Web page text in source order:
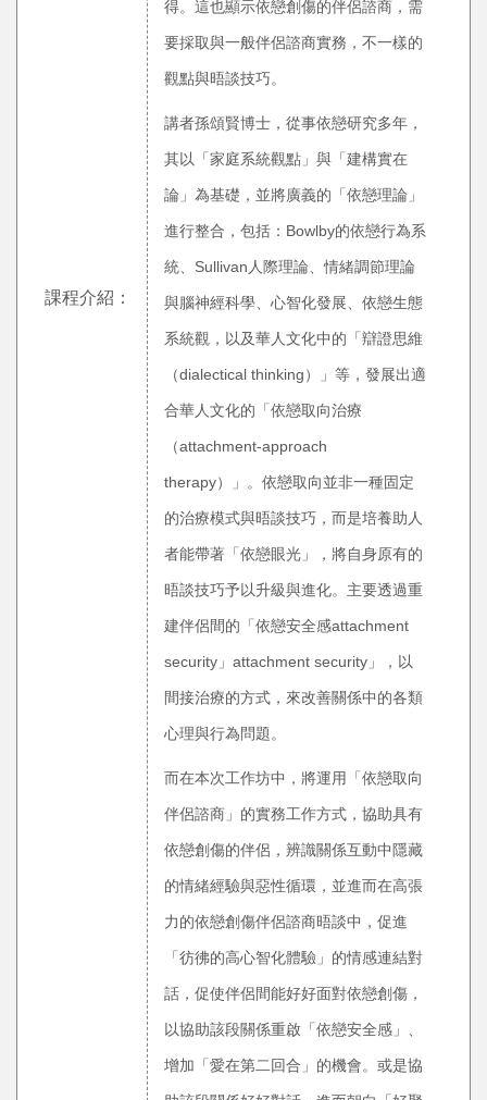
課程介紹：
得。這也顯示依戀創傷的伴侶諮商，需
要採取與一般伴侶諮商實務，不一樣的
觀點與晤談技巧。
講者孫頌賢博士，從事依戀研究多年，
其以「家庭系統觀點」與「建構實在
論」為基礎，並將廣義的「依戀理論」
進行整合，包括：Bowlby的依戀行為系
統、Sullivan人際理論、情緒調節理論
與腦神經科學、心智化發展、依戀生態
系統觀，以及華人文化中的「辯證思維
（dialectical thinking）」等，發展出適
合華人文化的「依戀取向治療
（attachment-approach
therapy）」。依戀取向並非一種固定
的治療模式與晤談技巧，而是培養助人
者能帶著「依戀眼光」，將自身原有的
晤談技巧予以升級與進化。主要透過重
建伴侶間的「依戀安全感attachment
security」attachment security」，以
間接治療的方式，來改善關係中的各類
心理與行為問題。
而在本次工作坊中，將運用「依戀取向
伴侶諮商」的實務工作方式，協助具有
依戀創傷的伴侶，辨識關係互動中隱藏
的情緒經驗與惡性循環，並進而在高張
力的依戀創傷伴侶諮商晤談中，促進
「彷彿的高心智化體驗」的情感連結對
話，促使伴侶間能好好面對依戀創傷，
以協助該段關係重啟「依戀安全感」、
增加「愛在第二回合」的機會。或是協